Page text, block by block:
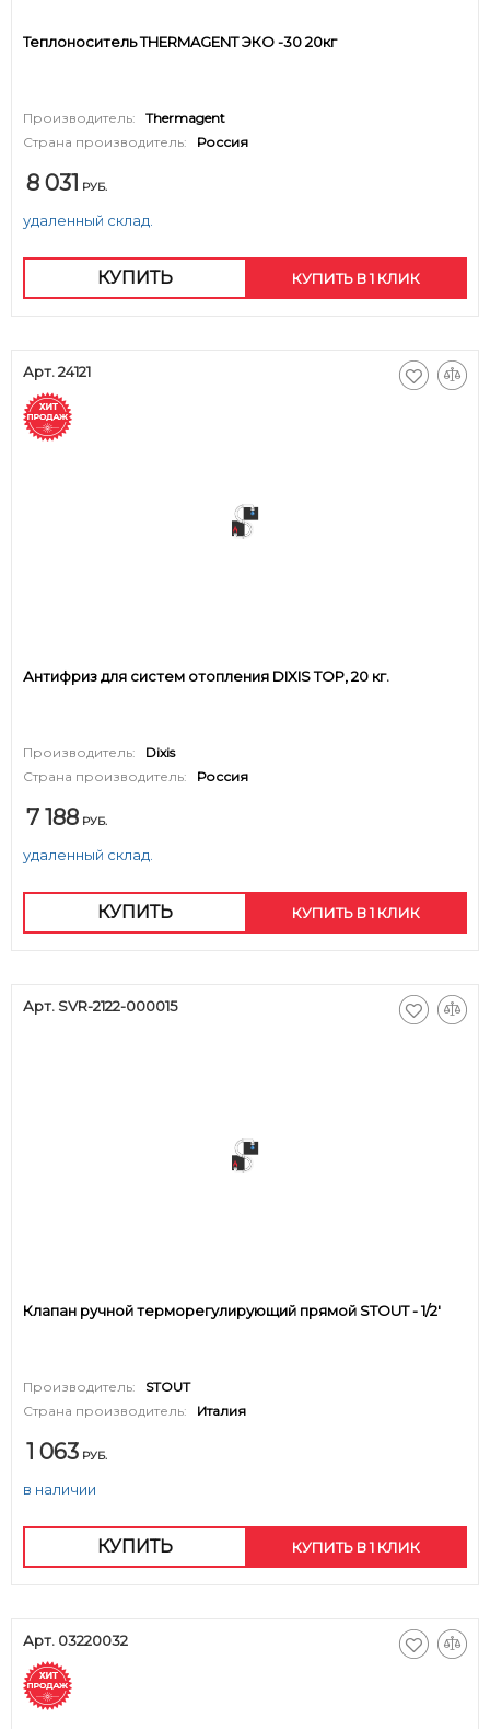
Теплоноситель THERMAGENT ЭКО -30 20кг
Производитель:
Thermagent
Страна производитель:
Россия
8 031 РУБ.
удаленный склад.
КУПИТЬ КУПИТЬ В 1 КЛИК
Арт. 24121
Антифриз для систем отопления DIXIS TOP, 20 кг.
Производитель:
Dixis
Страна производитель:
Россия
7 188 РУБ.
удаленный склад.
КУПИТЬ КУПИТЬ В 1 КЛИК
Арт. SVR-2122-000015
Клапан ручной терморегулирующий прямой STOUT - 1/2'
Производитель:
STOUT
Страна производитель:
Италия
1 063 РУБ.
в наличии
КУПИТЬ КУПИТЬ В 1 КЛИК
Арт. 03220032